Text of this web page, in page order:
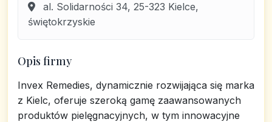
al. Solidarności 34, 25-323 Kielce,
świętokrzyskie
Opis firmy
Invex Remedies, dynamicznie rozwijająca się marka
z Kielc, oferuje szeroką gamę zaawansowanych
produktów pielęgnacyjnych, w tym innowacyjne